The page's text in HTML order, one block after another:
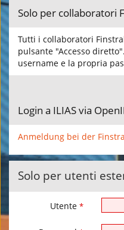
Solo per collaboratori
Tutti i collaboratori
pulsante "Accesso
username e la propria
Login a ILIAS via
Anmeldung bei der
Solo per utenti
Utente *